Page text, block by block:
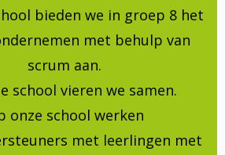
bieden we in groep 8 het
met behulp van
scrum aan.
school vieren we samen.
onze school werken
met leerlingen met